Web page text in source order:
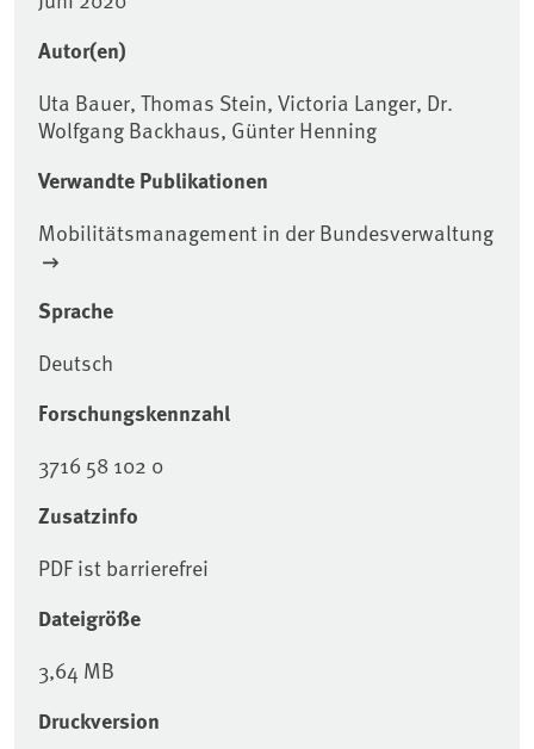
Autor(en)
Uta Bauer, Thomas Stein, Victoria Langer, Dr.
Wolfgang Backhaus, Günter Henning
Verwandte Publikationen
Mobilitätsmanagement in der Bundesverwaltung
Sprache
Deutsch
Forschungskennzahl
3716 58 102 0
Zusatzinfo
PDF ist barrierefrei
Dateigröße
3,64 MB
Druckversion